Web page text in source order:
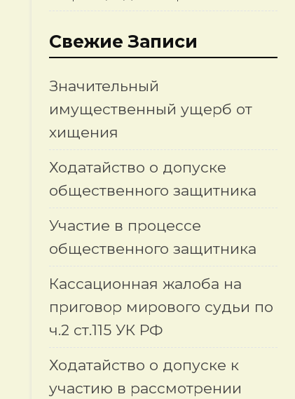
Свежие Записи
Значительный
имущественный ущерб от
хищения
Ходатайство о допуске
общественного защитника
Участие в процессе
общественного защитника
Кассационная жалоба на
приговор мирового судьи по
ч.2 ст.115 УК РФ
Ходатайство о допуске к
участию в рассмотрении